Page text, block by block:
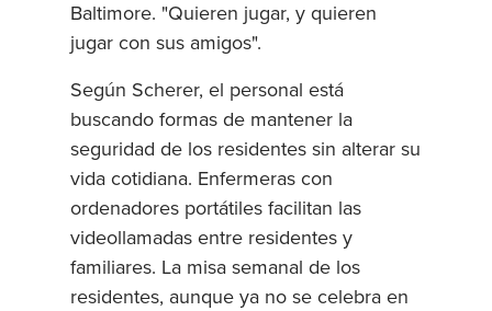
Baltimore. "Quieren jugar, y quieren
jugar con sus amigos".
Según Scherer, el personal está
buscando formas de mantener la
seguridad de los residentes sin alterar su
vida cotidiana. Enfermeras con
ordenadores portátiles facilitan las
videollamadas entre residentes y
familiares. La misa semanal de los
residentes, aunque ya no se celebra en